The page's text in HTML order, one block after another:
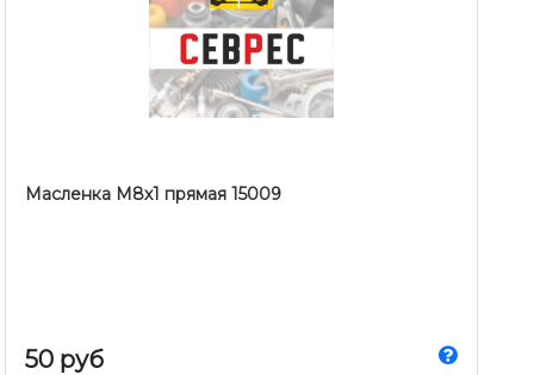
Масленка М8х1 прямая 15009
50 руб